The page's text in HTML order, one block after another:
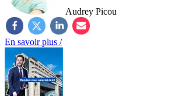
Audrey Picou
En savoir plus /